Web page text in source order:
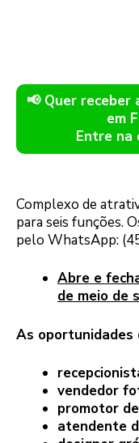
📢 Quer receber
em
Entre na
Complexo de
para seis funções.
pelo WhatsApp:
Abre e
de meio de
As oportunidades
vendedor
promotor
atendente